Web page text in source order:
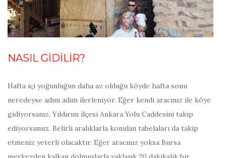
NASIL GİDİLİR?
Hafta içi yoğunluğun daha az olduğu köyde hafta sonu
neredeyse adım adım ilerleniyor. Eğer kendi aracınız ile köye
gidiyorsanız, Yıldırım ilçesi Ankara Yolu Caddesini takip
ediyorsunuz. Belirli aralıklarla konulan tabelaları da takip
etmeniz yeterli olacaktır. Eğer aracınız yoksa Bursa